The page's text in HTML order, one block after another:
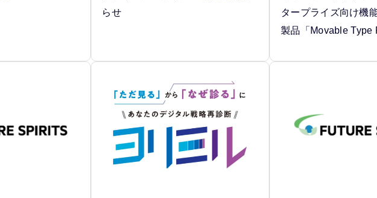
らせ
タープライズ向け機
製品「Movable Type